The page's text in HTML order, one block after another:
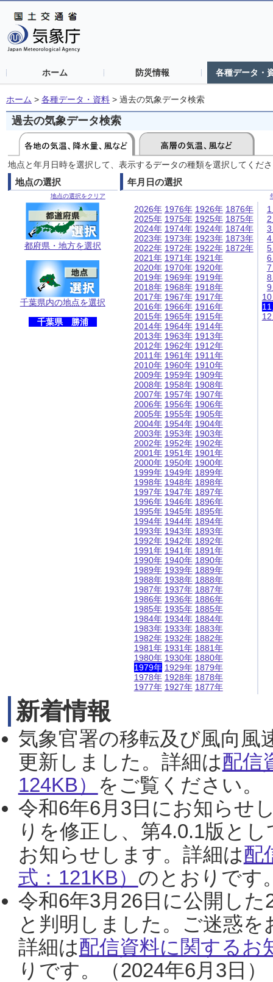
ホーム 防災情報 各種データ・
ホーム > 各種データ・資料 > 過去の気象データ検索
過去の気象データ検索
地点と年月日時を選択して、表示するデータの種類を選択してくだ
地点の選択
地点の選択をクリア
都府県・地方を選択
千葉県内の地点を選択
千葉県 勝浦
年月日の選択
2026年
2025年
2024年
2023年
2022年
2021年
2020年
2019年
2018年
2017年
2016年
2015年
2014年
2013年
2012年
2011年
2010年
2009年
2008年
2007年
2006年
2005年
2004年
2003年
2002年
2001年
2000年
1999年
1998年
1997年
1996年
1995年
1994年
1993年
1992年
1991年
1990年
1989年
1988年
1987年
1986年
1985年
1984年
1983年
1982年
1981年
1980年
1979年
1978年
1977年
1976年
1975年
1974年
1973年
1972年
1971年
1970年
1969年
1968年
1967年
1966年
1965年
1964年
1963年
1962年
1961年
1960年
1959年
1958年
1957年
1956年
1955年
1954年
1953年
1952年
1951年
1950年
1949年
1948年
1947年
1946年
1945年
1944年
1943年
1942年
1941年
1940年
1939年
1938年
1937年
1936年
1935年
1934年
1933年
1932年
1931年
1930年
1929年
1928年
1927年
1926年
1925年
1924年
1923年
1922年
1921年
1920年
1919年
1918年
1917年
1916年
1915年
1914年
1913年
1912年
1911年
1910年
1909年
1908年
1907年
1906年
1905年
1904年
1903年
1902年
1901年
1900年
1899年
1898年
1897年
1896年
1895年
1894年
1893年
1892年
1891年
1890年
1889年
1888年
1887年
1886年
1885年
1884年
1883年
1882年
1881年
1880年
1879年
1878年
1877年
1876年
1875年
1874年
1873年
1872年
新着情報
気象官署の移転及び風向風
更新しました。詳細は配信
124KB） をご覧ください。
令和6年6月3日にお知らせ
りを修正し、第4.0.1版と
お知らせします。詳細は配
式：121KB） のとおりです
令和6年3月26日に公開し
と判明しました。ご迷惑
詳細は配信資料に関するお
りです。（2024年6月3日）